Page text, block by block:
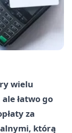
wielu
łatwo go
za
którą